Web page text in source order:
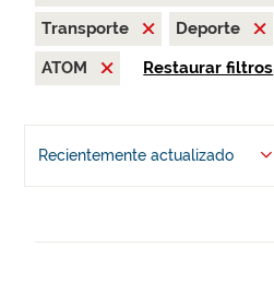
Transporte
Deporte
ATOM
Restaurar filtros
Recientemente actualizado